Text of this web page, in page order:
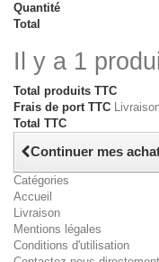
Quantité
Total
Il y a 1
Total produits TTC
Frais de port TTC
Total TTC
Continuer mes
Catégories
Accueil
Livraison
Mentions légales
Conditions d'utilisation